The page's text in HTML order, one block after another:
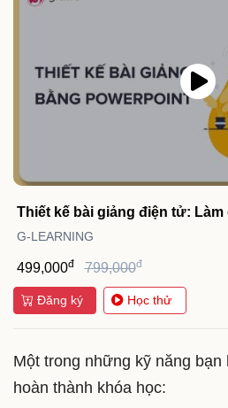
Thiết kế bài giảng điện tử:
G-LEARNING
499,000đ 799,000đ
Đăng ký Học thử
Một trong những kỹ năng
hoàn thành khóa học: